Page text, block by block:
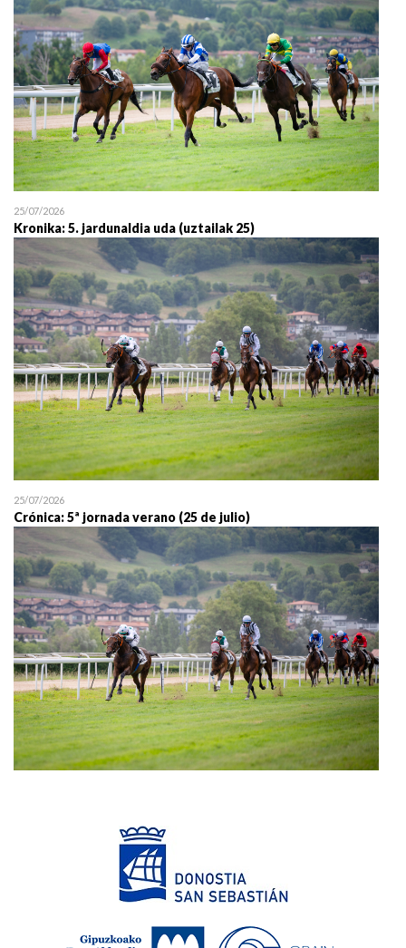
25/07/2026
Kronika: 5. jardunaldia uda (uztailak 25)
25/07/2026
Crónica: 5ª jornada verano (25 de julio)